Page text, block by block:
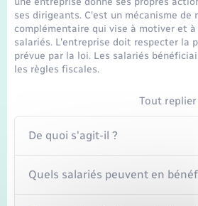
ses dirigeants. C'est un mécanisme de
complémentaire qui vise à motiver et
salariés. L'entreprise doit respecter la
prévue par la loi. Les salariés
les règles fiscales.
Tout replier
De quoi s'agit-il ?
Quels salariés peuvent en